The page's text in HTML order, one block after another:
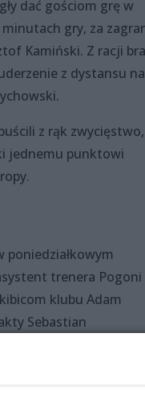
dać gościom grę w
gry, za
Kamiński. Z racji
z dystansu na
z rąk zwycięstwo,
jednemu punktowi
poniedziałkowym
trenera Pogoni
klubu Adam
Sebastian